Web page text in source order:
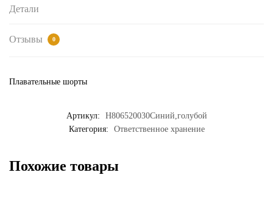
Детали
Отзывы 0
Плавательные шорты
Артикул:
H806520030Синий,голубой
Категория:
Ответственное хранение
Похожие товары